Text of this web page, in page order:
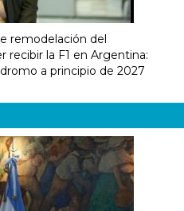
remodelación del
recibir la F1 en Argentina:
a principio de 2027